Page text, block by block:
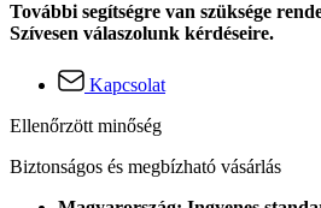
További segítségre van szüksége
Szívesen válaszolunk kérdéseire.
Kapcsolat
Ellenőrzött minőség
Biztonságos és megbízható vásárlás